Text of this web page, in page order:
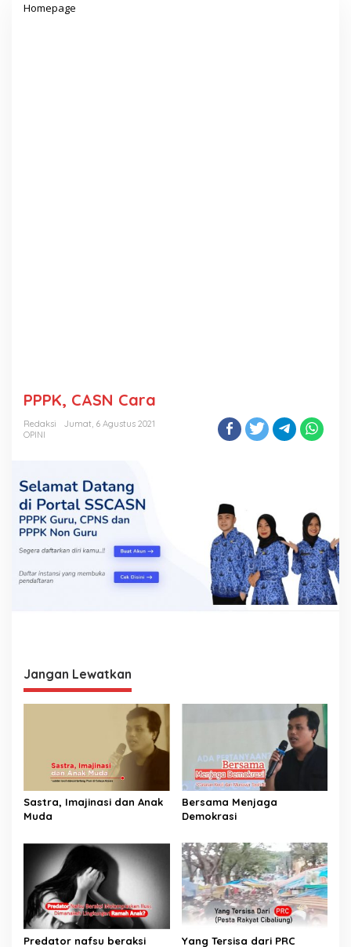
Homepage
PPPK, CASN Cara
Redaksi
Jumat, 6 Agustus 2021
OPINI
Jangan Lewatkan
Sastra, Imajinasi dan Anak
Muda
Bersama Menjaga
Demokrasi
Predator nafsu beraksi Yang Tersisa dari PRC